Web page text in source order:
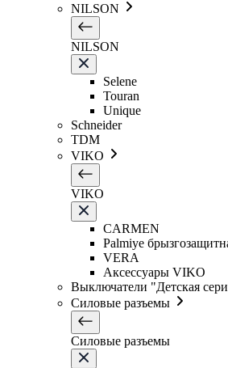
NILSON
NILSON
Selene
Touran
Unique
Schneider
TDM
VIKO
VIKO
CARMEN
Palmiye
VERA
Аксессуары VIKO
Выключатели "Детская
Силовые разъемы
Силовые разъемы